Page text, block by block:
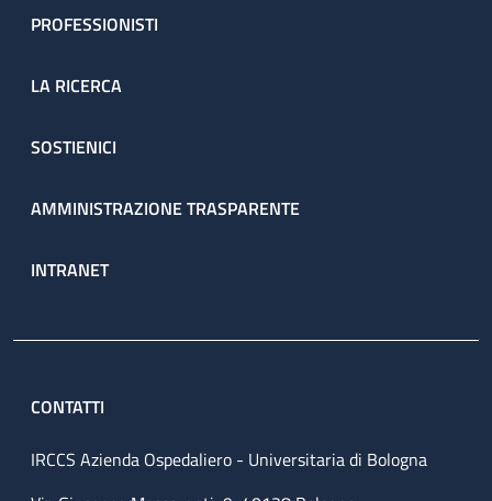
PROFESSIONISTI
LA RICERCA
SOSTIENICI
AMMINISTRAZIONE TRASPARENTE
INTRANET
CONTATTI
IRCCS Azienda Ospedaliero - Universitaria di Bologna